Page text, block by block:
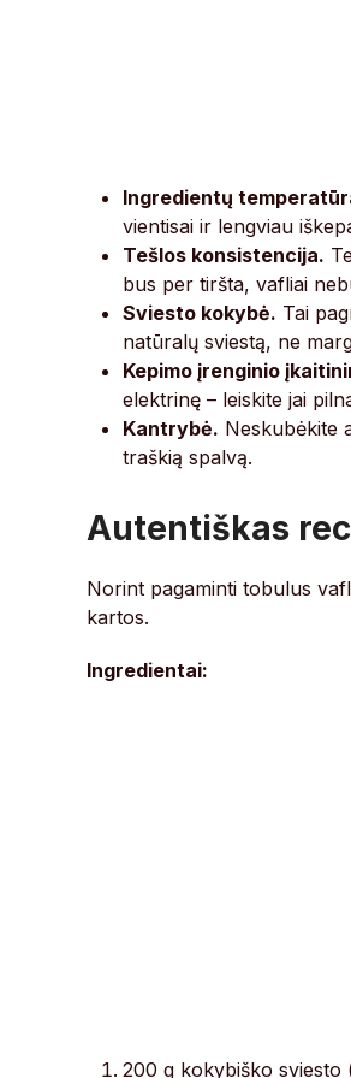
Ingredientų
vientisai ir lengviau
Tešlos konsistencija.
bus per tiršta, vafliai
Sviesto kokybė. Tai
natūralų sviestą, ne
Kepimo įrenginio
elektrinę – leiskite jai
Kantrybė. Neskubėkite
traškią spalvą.
Autentiškas
Norint pagaminti tobulus
kartos.
Ingredientai:
200 g kokybiško sviesto